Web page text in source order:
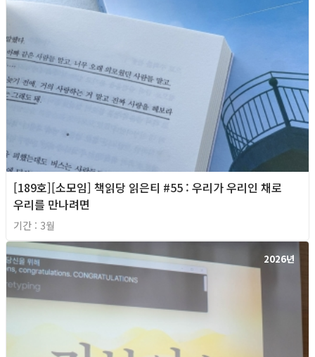
[189호][소모임] 책읽당 읽은티 #55 : 우리가 우리인 채로
우리를 만나려면
기간 : 3월
2026년